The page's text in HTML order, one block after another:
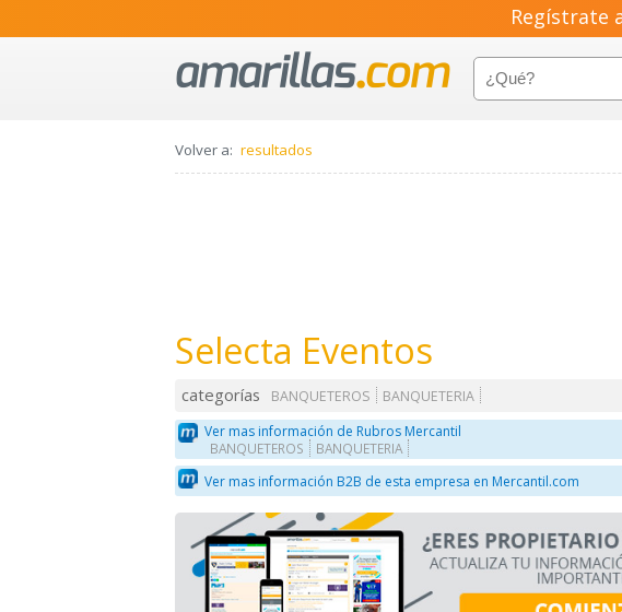
Regístrate
Volver a: resultados
Selecta Eventos
categorías BANQUETEROS
BANQUETERIA
Ver mas información de Rubros Mercantil
BANQUETEROS BANQUETERIA
Ver mas información B2B de esta empresa en Mercantil.com